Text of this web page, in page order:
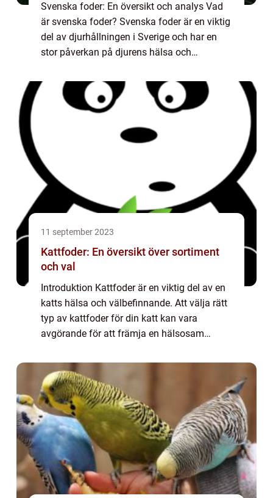
Svenska foder: En översikt och analys Vad
är svenska foder? Svenska foder är en viktig
del av djurhållningen i Sverige och har en
stor påverkan på djurens hälsa och
kan påverka djurens tillväxt, reprodukti...
11 september 2023
Kattfoder: En översikt över sortiment
och val
Introduktion Kattfoder är en viktig del av en
katts hälsa och välbefinnande. Att välja rätt
typ av kattfoder för din katt kan vara
avgörande för att främja en hälsosam
glansig päls. I denna artikel kommer vi att...